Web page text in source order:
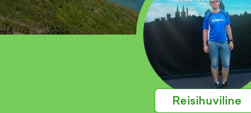
Reisihuviline